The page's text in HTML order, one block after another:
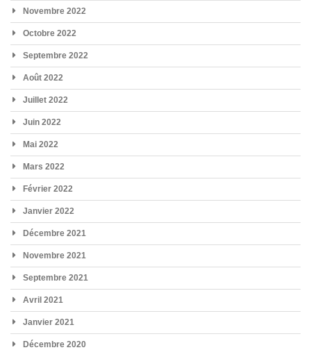
Novembre 2022
Octobre 2022
Septembre 2022
Août 2022
Juillet 2022
Juin 2022
Mai 2022
Mars 2022
Février 2022
Janvier 2022
Décembre 2021
Novembre 2021
Septembre 2021
Avril 2021
Janvier 2021
Décembre 2020